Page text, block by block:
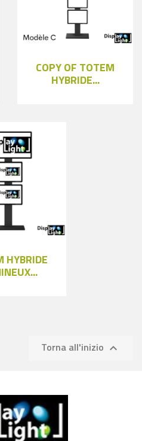
COPY OF TOTEM
HYBRIDE...
HYBRIDE
Torna all'inizio 